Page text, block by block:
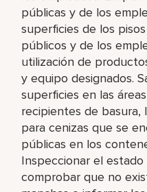
públicas y de los
superficies de los
públicos y de los
utilización de
y equipo designados.
superficies en las
recipientes de basura,
para cenizas que se
públicas en los
Inspeccionar el
comprobar que no